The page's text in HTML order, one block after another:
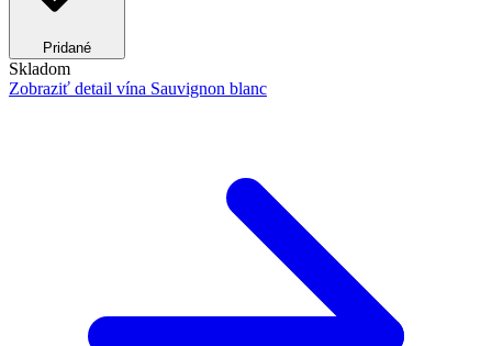
Pridané
Skladom
Zobraziť detail vína Sauvignon blanc